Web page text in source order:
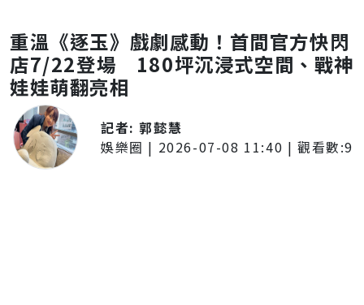
重溫《逐玉》戲劇感動！首間官方快閃
店7/22登場 180坪沉浸式空間、戰神
娃娃萌翻亮相
記者:郭懿慧
娛樂圈 | 2026-07-08 11:40 | 觀看數:9